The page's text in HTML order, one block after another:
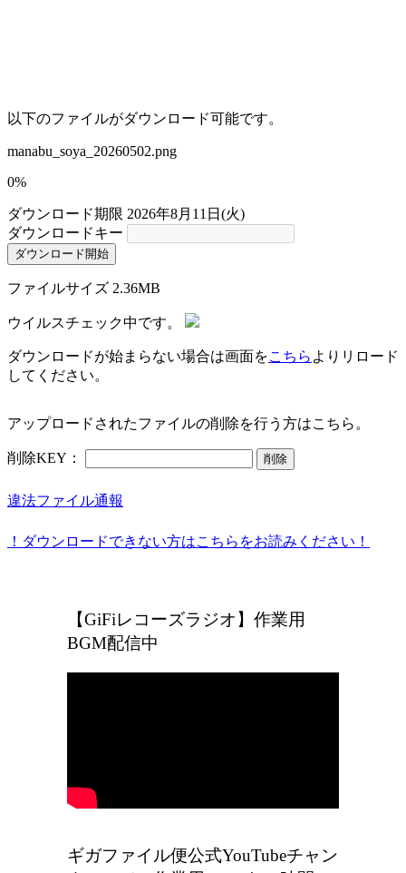
以下のファイルがダウンロード可能です。
manabu_soya_20260502.png
0%
ダウンロード期限 2026年8月11日(火)
ダウンロードキー
ダウンロード開始
ファイルサイズ 2.36MB
ウイルスチェック中です。
ダウンロードが始まらない場合は画面をこちら よりリロード
してください。
アップロードされたファイルの削除を行う方はこちら。
削除KEY： 削除
違法ファイル通報
！ダウンロードできない方はこちらをお読みください！
【GiFiレコーズラジオ】作業用
BGM配信中
ギガファイル便公式YouTubeチャン